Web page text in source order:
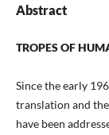
Abstract
TROPES OF
Since the early
translation and
have been